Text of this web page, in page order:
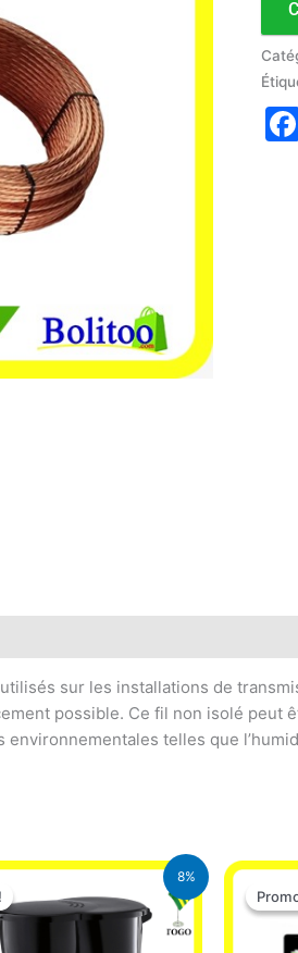
sur les installations de
possible. Ce fil non isolé peut
telles que
8%
Le
prix
initial
était :
25.000 CFA.
Le
actuel
est :
23.000 CFA.